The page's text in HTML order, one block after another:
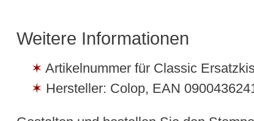
Weitere Informationen
Artikelnummer für Classic
Hersteller: Colop, EAN